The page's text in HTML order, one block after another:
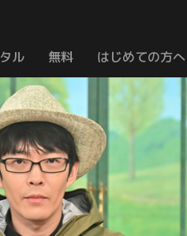
ル 無料 はじめての方へ